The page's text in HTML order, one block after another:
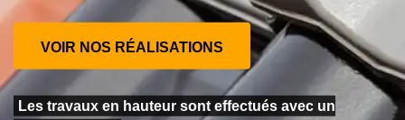
VOIR NOS RÉALISATIONS
Les travaux en hauteur sont effectués avec un